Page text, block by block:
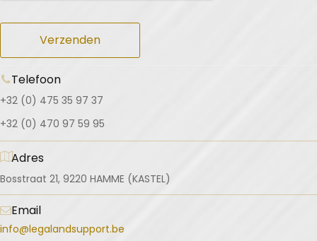
Verzenden
Telefoon
+32 (0) 475 35 97 37
+32 (0) 470 97 59 95
Adres
Bosstraat 21, 9220 HAMME (KASTEL)
Email
info@legalandsupport.be